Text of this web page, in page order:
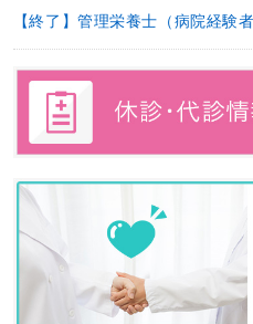
【終了】管理栄養士（病院経験